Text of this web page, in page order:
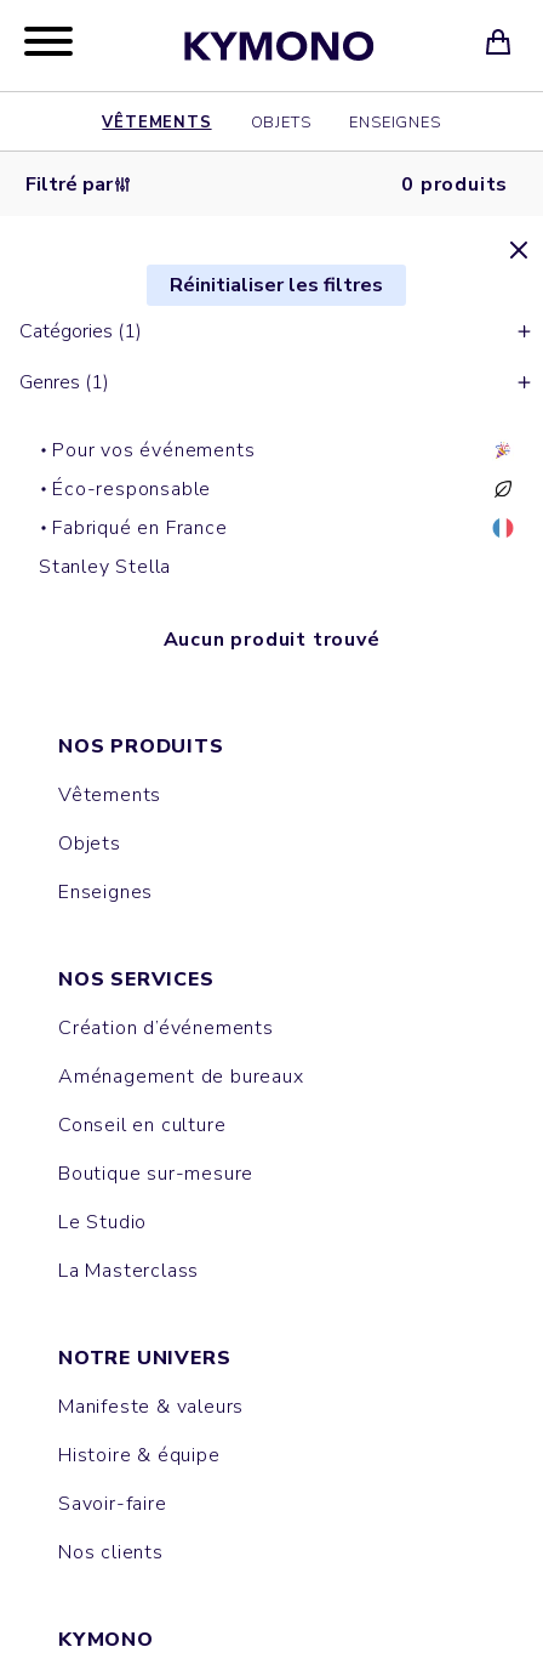
VÊTEMENTS OBJETS ENSEIGNES
Filtré par 0 produits
Réinitialiser les filtres
Catégories (1)
Genres (1)
Pour vos événements
Éco-responsable
Fabriqué en France
Stanley Stella
Aucun produit trouvé
NOS PRODUITS
Vêtements
Objets
Enseignes
NOS SERVICES
Création d’événements
Aménagement de bureaux
Conseil en culture
Boutique sur-mesure
Le Studio
La Masterclass
NOTRE UNIVERS
Manifeste & valeurs
Histoire & équipe
Savoir-faire
Nos clients
KYMONO